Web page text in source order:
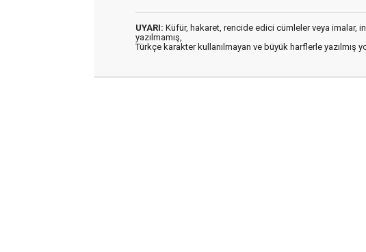
UYARI: Küfür, hakaret, rencide edici cümleler veya imalar,
yazılmamış,
Türkçe karakter kullanılmayan ve büyük harflerle yazılmış